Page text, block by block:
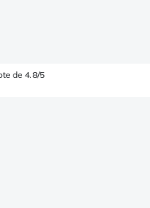
de 4.8/5